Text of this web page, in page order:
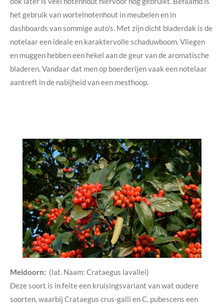
het gebruik van wortelnotenhout in meubelen en in
dashboards van sommige auto's. Met zijn dicht bladerdak is de
notelaar een ideale en karaktervolle schaduwboom. Vliegen
en muggen hebben een hekel aan de geur van de aromatische
bladeren. Vandaar dat men op boerderijen vaak een notelaar
aantreft in de nabijheid van een mesthoop.
Meidoorn: (lat. Naam: Crataegus lavallei)
Deze soort is in feite een kruisingsvariant van wat oudere
soorten, waarbij Crataegus crus-galli en C. pubescens een